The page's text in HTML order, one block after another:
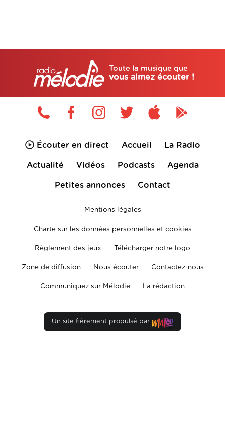
Toute la musique que
vous aimez écouter !
Écouter en direct Accueil La Radio
Actualité Vidéos Podcasts Agenda
Petites annonces Contact
Mentions légales
Charte sur les données personnelles et cookies
Règlement des jeux Télécharger notre logo
Zone de diffusion Nous écouter Contactez-nous
Communiquez sur Mélodie La rédaction
Un site fièrement propulsé par